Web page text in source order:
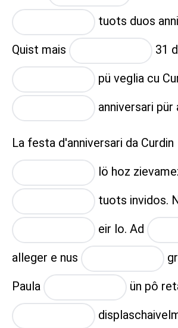
tuots duos
Quist mais
31
pü veglia cu
anniversari pür
La festa d'anniversari da Curdin
lö hoz
tuots invidos.
eir lo. Ad
alleger e nus
Paula
ün pô